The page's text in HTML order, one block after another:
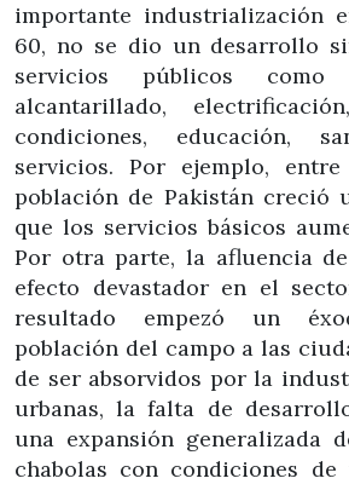
importante industrialización
60, no se dio un desarrollo
servicios públicos como
alcantarillado,
condiciones, educación,
servicios. Por ejemplo,
población de Pakistán creció
que los servicios básicos
Por otra parte, la afluencia
efecto devastador en el
resultado empezó un
población del campo a las
de ser absorvidos por la
urbanas, la falta de
una expansión generalizada
chabolas con condiciones de